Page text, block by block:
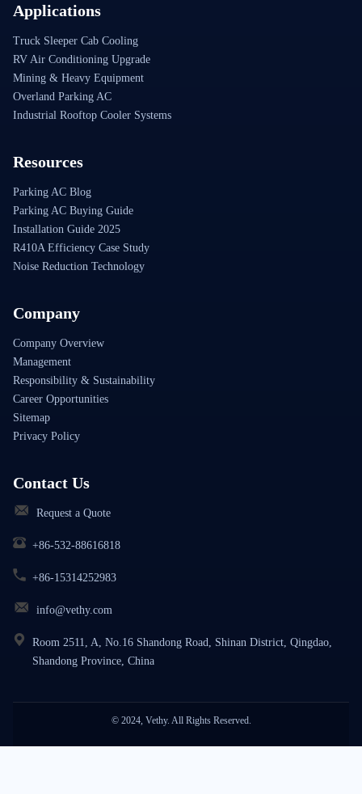
Applications
Truck Sleeper Cab Cooling
RV Air Conditioning Upgrade
Mining & Heavy Equipment
Overland Parking AC
Industrial Rooftop Cooler Systems
Resources
Parking AC Blog
Parking AC Buying Guide
Installation Guide 2025
R410A Efficiency Case Study
Noise Reduction Technology
Company
Company Overview
Management
Responsibility & Sustainability
Career Opportunities
Sitemap
Privacy Policy
Contact Us
Request a Quote
+86-532-88616818
+86-15314252983
info@vethy.com
Room 2511, A, No.16 Shandong Road, Shinan District, Qingdao,
Shandong Province, China
© 2024, Vethy. All Rights Reserved.